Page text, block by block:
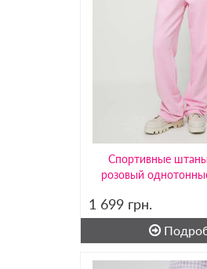
Спортивные штаны
розовый
1 699 грн.